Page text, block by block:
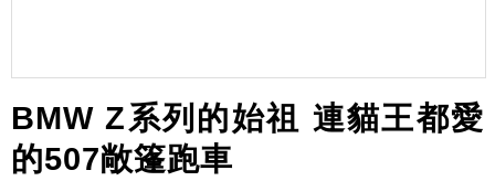
BMW Z系列的始祖 連貓王都愛
的507敞篷跑車